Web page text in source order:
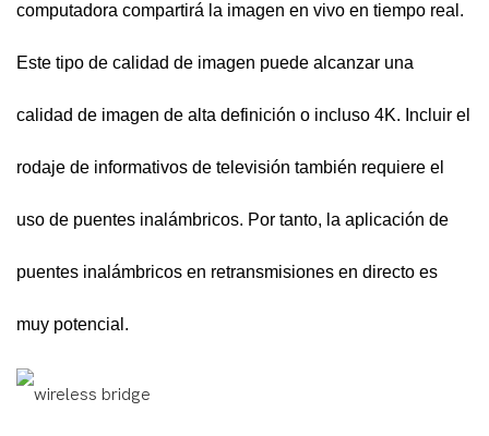
computadora compartirá la imagen en vivo en tiempo real.
Este tipo de calidad de imagen puede alcanzar una
calidad de imagen de alta definición o incluso 4K. Incluir el
rodaje de informativos de televisión también requiere el
uso de puentes inalámbricos. Por tanto, la aplicación de
puentes inalámbricos en retransmisiones en directo es
muy potencial.